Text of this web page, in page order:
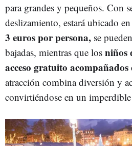
para grandes y pequeños. Con
deslizamiento, estará ubicado
3 euros por persona, se
bajadas, mientras que los niños
acceso gratuito
atracción combina diversión y
convirtiéndose en un imperdible